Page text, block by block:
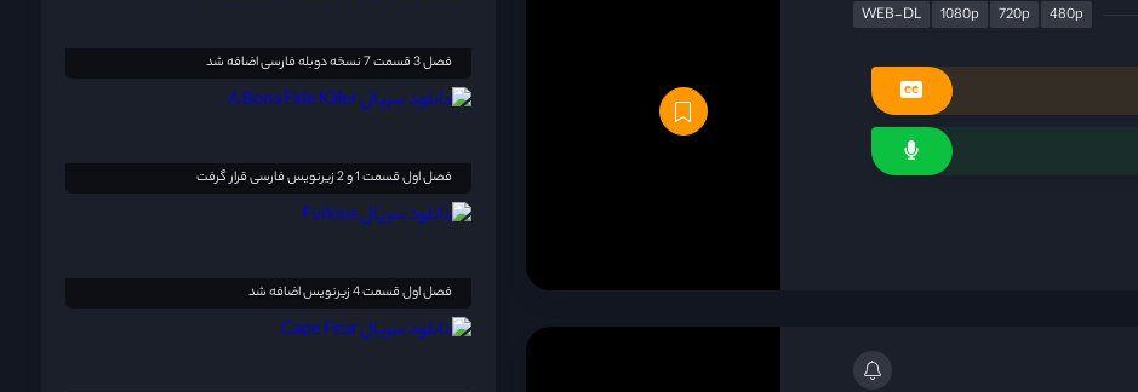
WEB-DL 1080p 720p 480p
فصل 3 قسمت 7 نسخه دوبله فارسی اضافه شد
فصل اول قسمت 1 و 2 زیرنویس فارسی قرار گرفت
فصل اول قسمت 4 زیرنویس اضافه شد